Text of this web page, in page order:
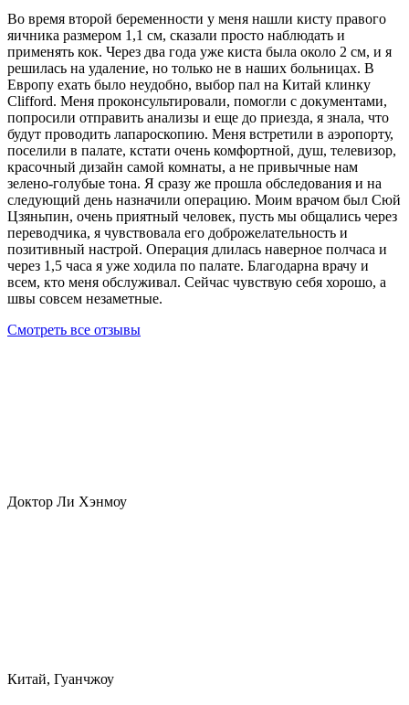
Во время второй беременности у меня нашли кисту правого
яичника размером 1,1 см, сказали просто наблюдать и
применять кок. Через два года уже киста была около 2 см, и я
решилась на удаление, но только не в наших больницах. В
Европу ехать было неудобно, выбор пал на Китай клинку
Clifford. Меня проконсультировали, помогли с документами,
попросили отправить анализы и еще до приезда, я знала, что
будут проводить лапароскопию. Меня встретили в аэропорту,
поселили в палате, кстати очень комфортной, душ, телевизор,
красочный дизайн самой комнаты, а не привычные нам
зелено-голубые тона. Я сразу же прошла обследования и на
следующий день назначили операцию. Моим врачом был Сюй
Цзяньпин, очень приятный человек, пусть мы общались через
переводчика, я чувствовала его доброжелательность и
позитивный настрой. Операция длилась наверное полчаса и
через 1,5 часа я уже ходила по палате. Благодарна врачу и
всем, кто меня обслуживал. Сейчас чувствую себя хорошо, а
швы совсем незаметные.
Смотреть все отзывы
Доктор Ли Хэнмоу
Китай, Гуанчжоу